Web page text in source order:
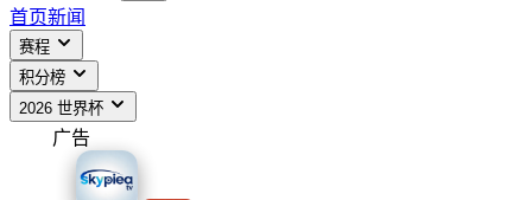
首页新闻
赛程
积分榜
2026 世界杯
广告